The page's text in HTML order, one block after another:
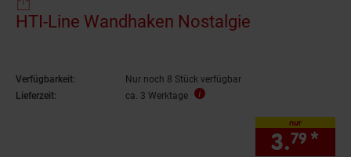
HTI-Line Wandhaken Nostalgie
Verfügbarkeit:
Nur noch 8 Stück verfügbar
Lieferzeit:
ca. 3 Werktage
nur
3.79 *